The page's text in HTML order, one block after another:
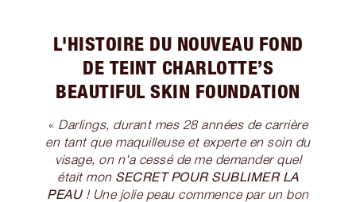
L'HISTOIRE DU NOUVEAU FOND
DE TEINT CHARLOTTE’S
BEAUTIFUL SKIN FOUNDATION
« Darlings, durant mes 28 années de carrière
en tant que maquilleuse et experte en soin du
visage, on n'a cessé de me demander quel
était mon SECRET POUR SUBLIMER LA
PEAU! Une jolie peau commence par un bon